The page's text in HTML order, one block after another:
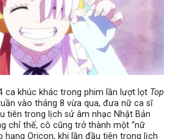
ca khúc khác trong phim lần lượt lọt Top
vào tháng 8 vừa qua, đưa nữ ca sĩ
tiên trong lịch sử âm nhạc Nhật Bản
chỉ thế, cô cũng trở thành một “nữ
hạng Oricon, khi lần đầu tiên trong lịch